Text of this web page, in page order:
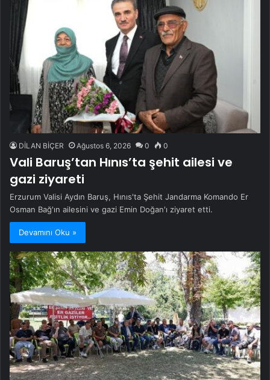
DİLAN BİÇER Ağustos 6, 2026 0 0
Vali Baruş’tan Hınıs’ta şehit ailesi ve
gazi ziyareti
Erzurum Valisi Aydın Baruş, Hınıs'ta Şehit Jandarma Komando Er
Osman Bağ'ın ailesini ve gazi Emin Doğan'ı ziyaret etti.
Devamını Oku »